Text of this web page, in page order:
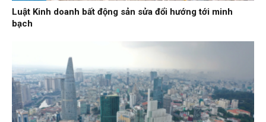
Luật Kinh doanh bất động sản sửa đổi hướng tới minh
bạch